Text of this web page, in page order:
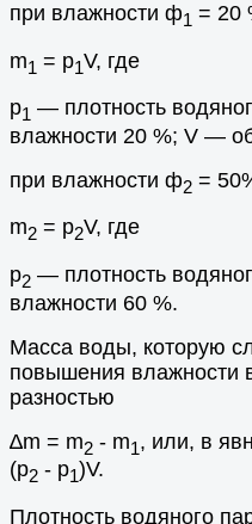
при влажности ф1 = 20
m1 = р1V, где
р1 — плотность
влажности 20 %; V —
при влажности ф2 =
m2 = р2V, где
р2 — плотность
влажности 60 %.
Масса воды, которую
повышения влажности
разностью
∆m = m2 - m1, или, в
(р2 - р1)V.
Плотность водяного